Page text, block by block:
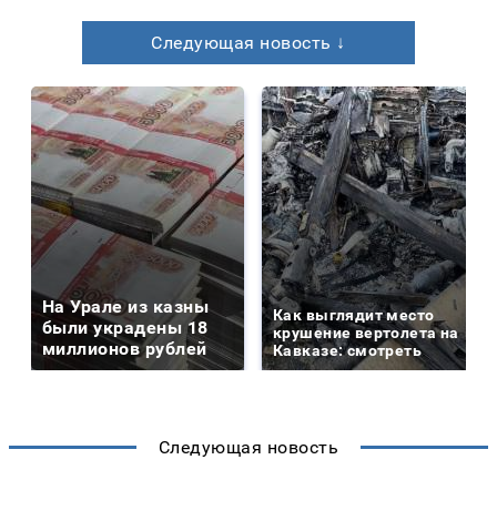
Следующая новость ↓
На Урале из казны
были украдены 18
миллионов рублей
Как выглядит место
крушение вертолета на
Кавказе: смотреть
Следующая новость